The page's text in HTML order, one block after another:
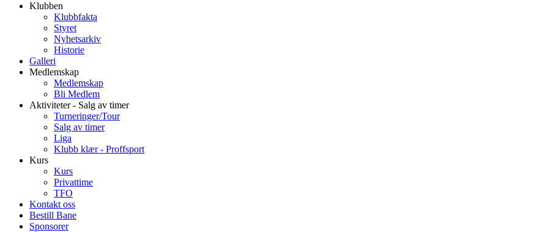
Klubben
Klubbfakta
Styret
Nyhetsarkiv
Historie
Galleri
Medlemskap
Medlemskap
Bli Medlem
Aktiviteter - Salg av timer
Turneringer/Tour
Salg av timer
Liga
Klubb klær - Proffsport
Kurs
Kurs
Privattime
TFO
Kontakt oss
Bestill Bane
Sponsorer